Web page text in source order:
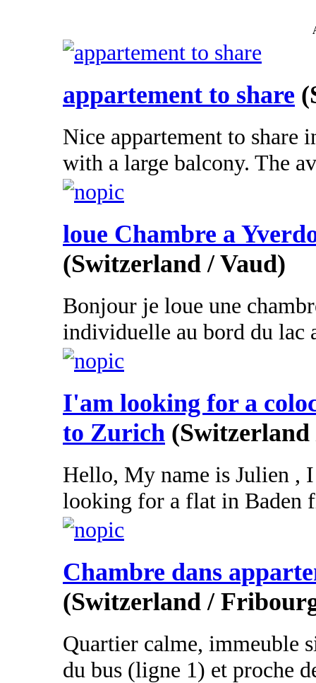
appartement to share
Nice appartement to share
with a large balcony. The
loue Chambre a
(Switzerland / Vaud)
Bonjour je loue une
individuelle au bord du lac
I'am looking for a
to Zurich
Hello, My name is Julien ,
looking for a flat in Baden
Chambre dans
(Switzerland /
Quartier calme, immeuble
du bus (ligne 1) et proche